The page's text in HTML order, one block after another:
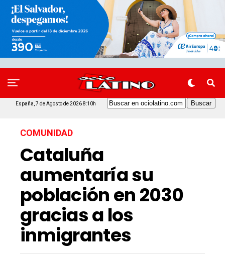
España, 7 de Agosto de 2026 8:10h
COMUNIDAD
Cataluña
aumentaría su
población en 2030
gracias a los
inmigrantes